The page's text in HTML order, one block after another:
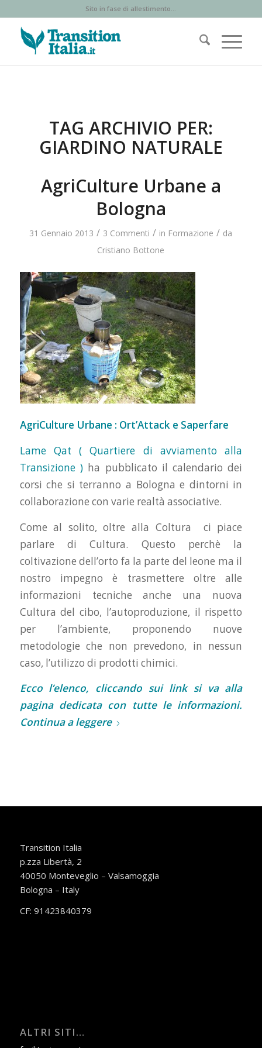
Sito in fase di allestimento...
TAG ARCHIVIO PER:
GIARDINO NATURALE
AgriCulture Urbane a
Bologna
31 Gennaio 2013 / 3 Commenti / in Formazione / da
Cristiano Bottone
AgriCulture Urbane : Ort’Attack e Saperfare
Lame Qat ( Quartiere di avviamento alla
Transizione )ha pubblicato il calendario dei
corsi che si terranno a Bologna e dintorni in
collaborazione con varie realtà associative.
Come al solito, oltre alla Coltura ci piace
parlare di Cultura. Questo perchè la
coltivazione dell’orto fa la parte del leone ma il
nostro impegno è trasmettere oltre alle
informazioni tecniche anche una nuova
Cultura del cibo, l’autoproduzione, il rispetto
per l’ambiente, proponendo nuove
metodologie che non prevedono, in nessun
caso, l’utilizzo di prodotti chimici.
Ecco l’elenco, cliccando sui link si va alla
pagina dedicata con tutte le informazioni.
Continua a leggere
Transition Italia
p.zza Libertà, 2
40050 Monteveglio – Valsamoggia
Bologna – Italy
CF: 91423840379
ALTRI SITI…